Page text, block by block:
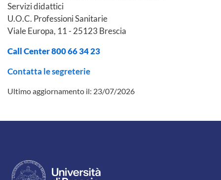
Servizi didattici
U.O.C. Professioni Sanitarie
Viale Europa, 11 - 25123 Brescia
Call Center 800 66 34 23
Contatta le segreterie
Ultimo aggiornamento il: 23/07/2026